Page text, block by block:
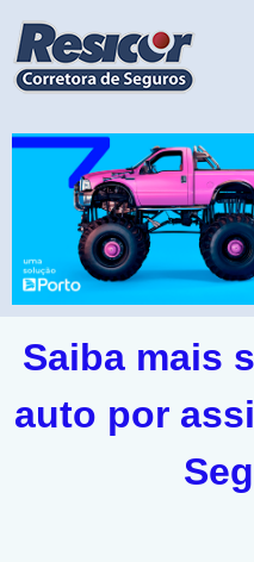
Saiba mais
auto por